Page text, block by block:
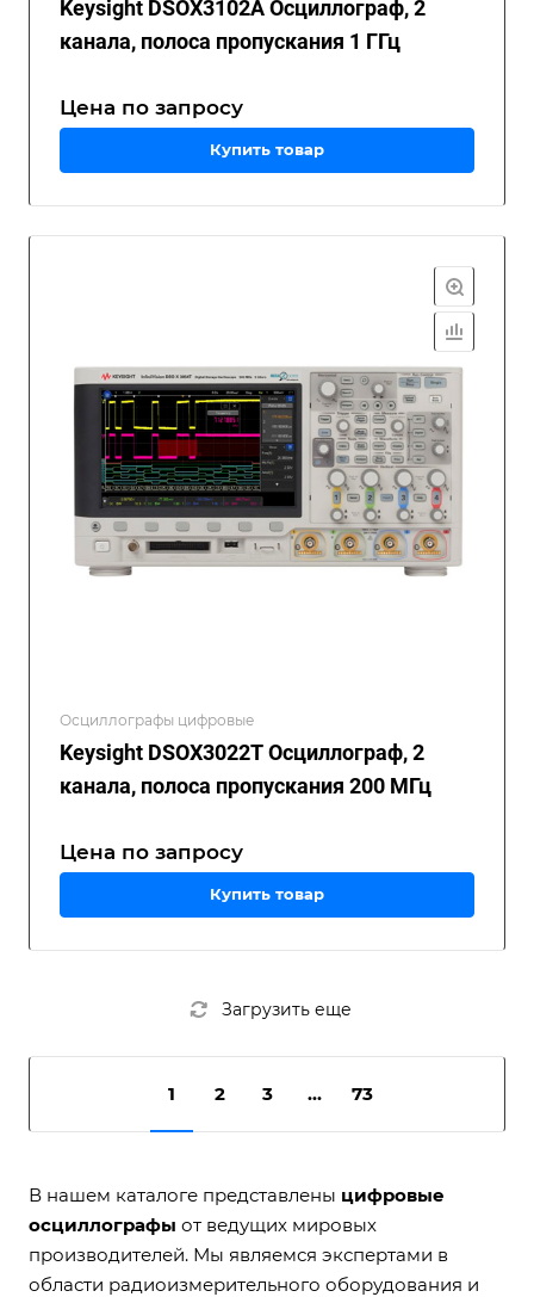
Keysight DSOX3102A Осциллограф, 2
канала, полоса пропускания 1 ГГц
Цена по запросу
Купить товар
Осциллографы цифровые
Keysight DSOX3022T Осциллограф, 2
канала, полоса пропускания 200 МГц
Цена по запросу
Купить товар
Загрузить еще
1 2 3 ... 73
В нашем каталоге представлены цифровые
осциллографы от ведущих мировых
производителей. Мы являемся экспертами в
области радиоизмерительного оборудования и